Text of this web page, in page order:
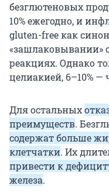
безглютеновых
10% ежегодно, и
gluten-free как
«зашлаковывании»
реакциях. Однако
целиакией, 6–10% —
Для остальных
преимуществ.
содержат больше
клетчатки. Их
привести к
железа.